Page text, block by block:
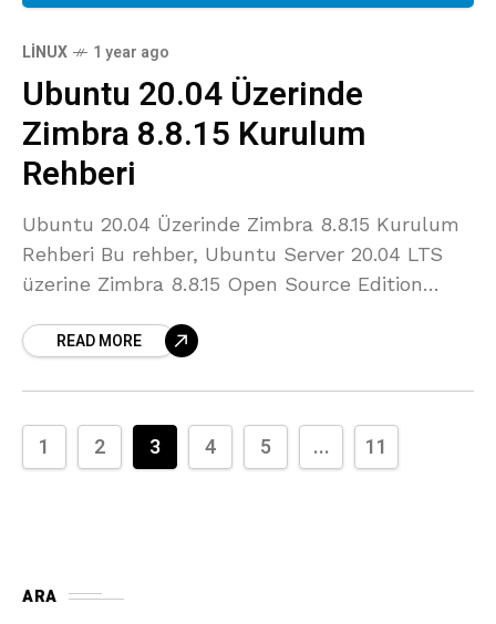
LINUX 1 year ago
Ubuntu 20.04 Üzerinde
Zimbra 8.8.15 Kurulum
Rehberi
Ubuntu 20.04 Üzerinde Zimbra 8.8.15 Kurulum
Rehberi Bu rehber, Ubuntu Server 20.04 LTS
üzerine Zimbra 8.8.15 Open Source Edition
Zimbra, güçlü bir e-posta sunucusu ve
READ MORE
1 2 3 4 5 ... 11
ARA